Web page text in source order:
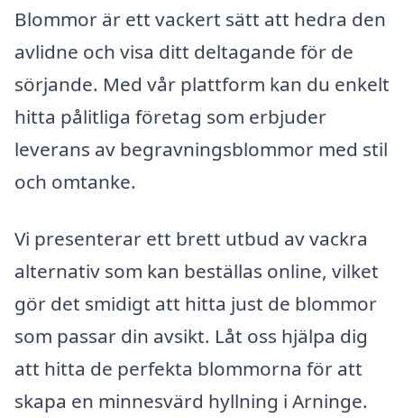
Blommor är ett vackert sätt att hedra den
avlidne och visa ditt deltagande för de
sörjande. Med vår plattform kan du enkelt
hitta pålitliga företag som erbjuder
leverans av begravningsblommor med stil
och omtanke.
Vi presenterar ett brett utbud av vackra
alternativ som kan beställas online, vilket
gör det smidigt att hitta just de blommor
som passar din avsikt. Låt oss hjälpa dig
att hitta de perfekta blommorna för att
skapa en minnesvärd hyllning i Arninge.